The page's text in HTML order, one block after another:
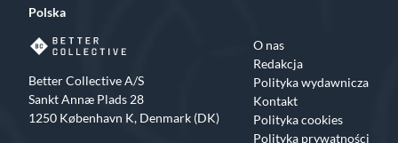
Polska
Better Collective A/S
Sankt Annæ Plads 28
1250 København K, Denmark (DK)
O nas
Redakcja
Polityka wydawnicza
Kontakt
Polityka cookies
Polityka prywatności